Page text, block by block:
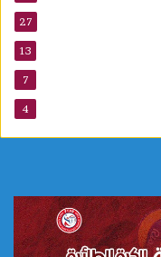
27
13
7
4